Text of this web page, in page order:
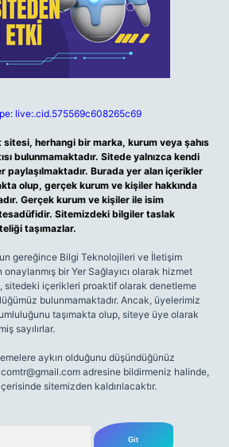
live:.cid.575569c608265c69
sitesi, herhangi bir marka, kurum veya şahıs
bulunmamaktadır. Sitede yalnızca kendi
paylaşılmaktadır. Burada yer alan içerikler
olup, gerçek kurum ve kişiler hakkında
Gerçek kurum ve kişiler ile isim
Sitemizdeki bilgiler taslak
taşımazlar.
gereğince Bilgi Teknolojileri ve İletişim
onaylanmış bir Yer Sağlayıcı olarak hizmet
sitedeki içerikleri proaktif olarak denetleme
bulunmamaktadır. Ancak, üyelerimiz
taşımakta olup, siteye üye olarak
sayılırlar.
aykırı olduğunu düşündüğünüz
adresine bildirmeniz halinde,
sitemizden kaldırılacaktır.